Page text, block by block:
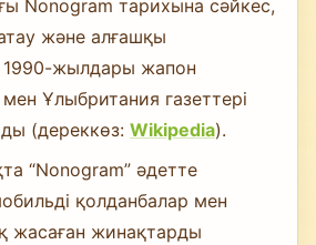
Nonogram тарихына сәйкес,
және алғашқы
жылдары жапон
Ұлыбритания газеттері
(дереккөз: Wikipedia).
“Nonogram” әдетте
қолданбалар мен
жасаған жинақтарды